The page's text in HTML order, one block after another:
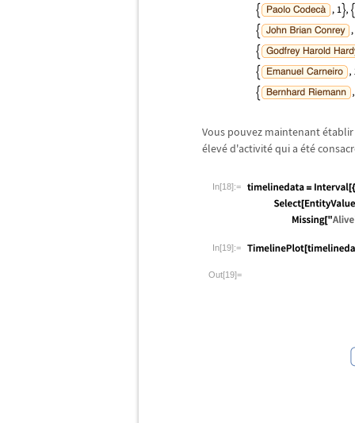
Vous pouvez maintenantétablir
élevéd'activitéqui a étéconsacr
In[18]:=
In[19]:=
Out[19]=